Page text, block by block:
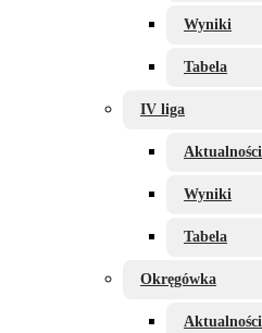
Wyniki
Tabela
IV liga
Aktualności
Wyniki
Tabela
Okręgówka
Aktualności